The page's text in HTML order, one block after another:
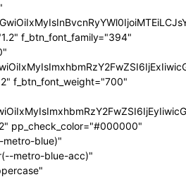
f_btn_font_family="394"
f_btn_font_weight="700"
pp_check_color="#000000"
metro-blue)"
metro-blue-acc)"